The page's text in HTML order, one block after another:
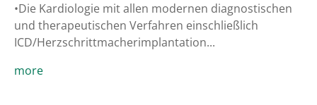
•Die Kardiologie mit allen modernen diagnostischen
und therapeutischen Verfahren einschließlich
ICD/Herzschrittmacherimplantation...
more